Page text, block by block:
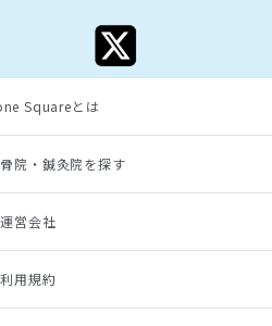
Squareとは
院・鍼灸院を探す
運営会社
利用規約